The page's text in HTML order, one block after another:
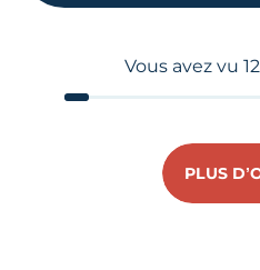
Vous avez vu 12
PLUS